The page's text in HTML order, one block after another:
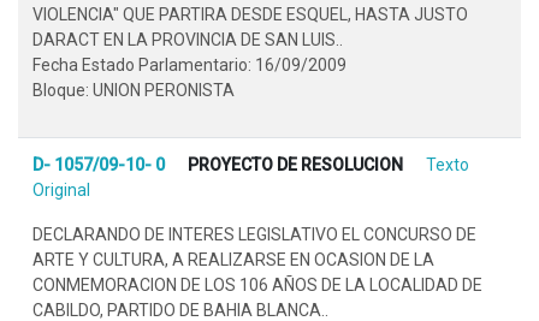
VIOLENCIA" QUE PARTIRA DESDE ESQUEL, HASTA JUSTO
DARACT EN LA PROVINCIA DE SAN LUIS..
Fecha Estado Parlamentario: 16/09/2009
Bloque: UNION PERONISTA
D- 1057/09-10- 0 PROYECTO DE RESOLUCION
Texto
Original
DECLARANDO DE INTERES LEGISLATIVO EL CONCURSO DE
ARTE Y CULTURA, A REALIZARSE EN OCASION DE LA
CONMEMORACION DE LOS 106 AÑOS DE LA LOCALIDAD DE
CABILDO, PARTIDO DE BAHIA BLANCA..